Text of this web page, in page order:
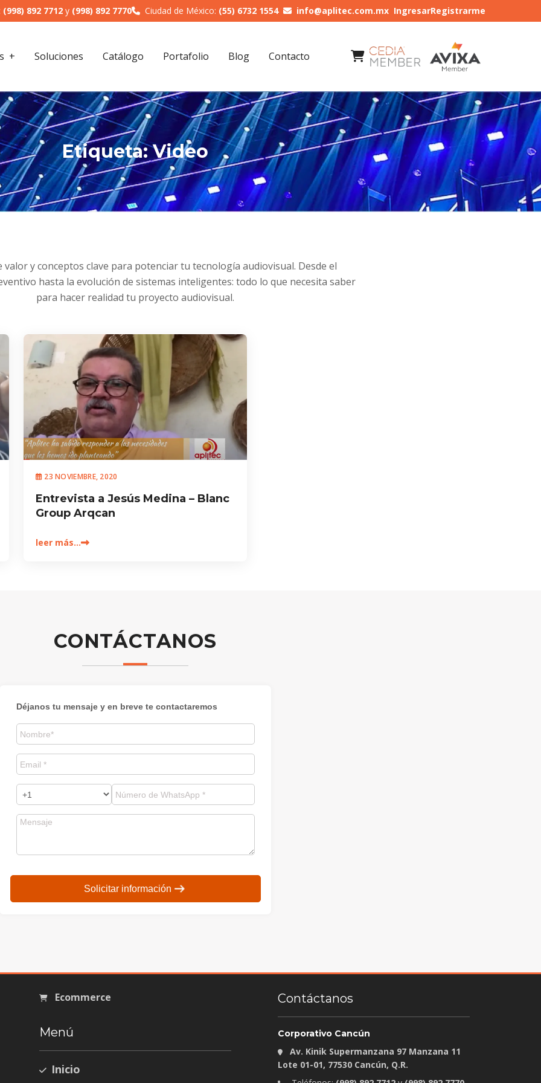
(998) 892 7712 y (998) 892 7770 Ciudad de México: (55) 6732 1554 info@aplitec.com.mx IngresarRegistrarme
Soluciones Catálogo Portafolio Blog Contacto
Etiqueta:Video
valor y conceptos clave para potenciar tu tecnología audiovisual. Desde el
hasta la evolución de sistemas inteligentes: todo lo que necesita saber
para hacer realidad tu proyecto audiovisual.
23 NOVIEMBRE, 2020
Entrevista a Jesús Medina – Blanc
Group Arqcan
leer más…
CONTÁCTANOS
Déjanos tu mensaje y en breve te contactaremos
Solicitar información
Ecommerce
Menú
Inicio
Contáctanos
Corporativo Cancún
Av. Kinik Supermanzana 97 Manzana 11
Lote 01-01, 77530 Cancún, Q.R.